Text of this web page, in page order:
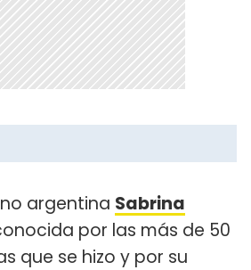
argentina Sabrina
por las más de 50
que se hizo y por su